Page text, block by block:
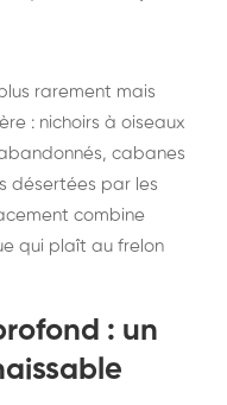
rarement mais
: nichoirs à oiseaux
cabanes
désertées par les
combine
qui plaît au frelon
: un